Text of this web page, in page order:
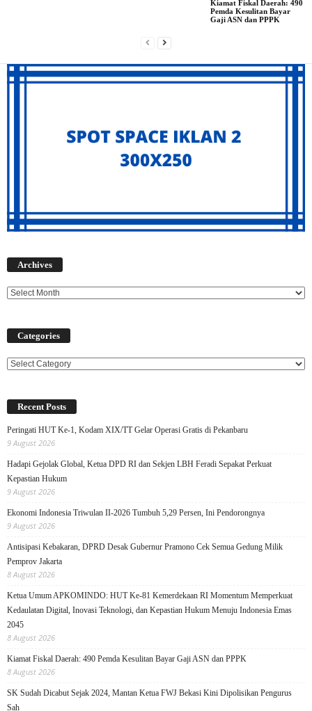
Kiamat Fiskal Daerah: 490
Pemda Kesulitan Bayar
Gaji ASN dan PPPK
Archives
Categories
Categories
Recent Posts
Peringati HUT Ke-1, Kodam XIX/TT Gelar Operasi Gratis di Pekanbaru
9 August 2026
Hadapi Gejolak Global, Ketua DPD RI dan Sekjen LBH Feradi Sepakat Perkuat
Kepastian Hukum
9 August 2026
Ekonomi Indonesia Triwulan II-2026 Tumbuh 5,29 Persen, Ini Pendorongnya
9 August 2026
Antisipasi Kebakaran, DPRD Desak Gubernur Pramono Cek Semua Gedung Milik
Pemprov Jakarta
8 August 2026
Ketua Umum APKOMINDO: HUT Ke-81 Kemerdekaan RI Momentum Memperkuat
Kedaulatan Digital, Inovasi Teknologi, dan Kepastian Hukum Menuju Indonesia Emas
2045
8 August 2026
Kiamat Fiskal Daerah: 490 Pemda Kesulitan Bayar Gaji ASN dan PPPK
8 August 2026
SK Sudah Dicabut Sejak 2024, Mantan Ketua FWJ Bekasi Kini Dipolisikan Pengurus
Sah